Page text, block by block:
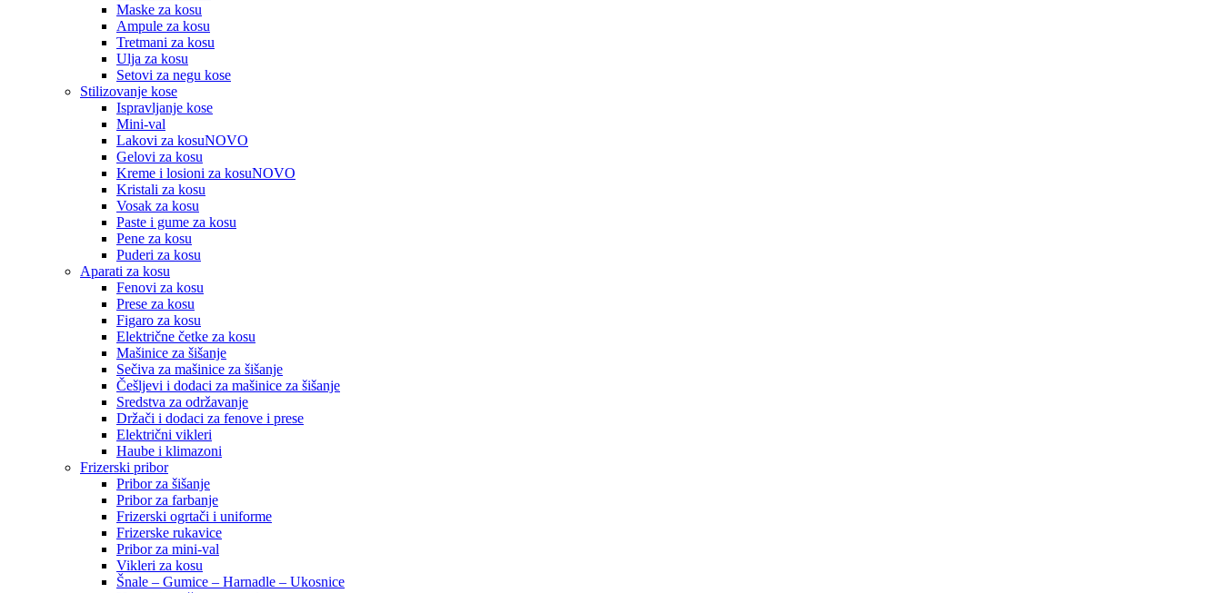
Maske za kosu
Ampule za kosu
Tretmani za kosu
Ulja za kosu
Setovi za negu kose
Stilizovanje kose
Ispravljanje kose
Mini-val
Lakovi za kosuNOVO
Gelovi za kosu
Kreme i losioni za kosuNOVO
Kristali za kosu
Vosak za kosu
Paste i gume za kosu
Pene za kosu
Puderi za kosu
Aparati za kosu
Fenovi za kosu
Prese za kosu
Figaro za kosu
Električne četke za kosu
Mašinice za šišanje
Sečiva za mašinice za šišanje
Češljevi i dodaci za mašinice za šišanje
Sredstva za održavanje
Držači i dodaci za fenove i prese
Električni vikleri
Haube i klimazoni
Frizerski pribor
Pribor za šišanje
Pribor za farbanje
Frizerski ogrtači i uniforme
Frizerske rukavice
Pribor za mini-val
Vikleri za kosu
Šnale – Gumice – Harnadle – Ukosnice